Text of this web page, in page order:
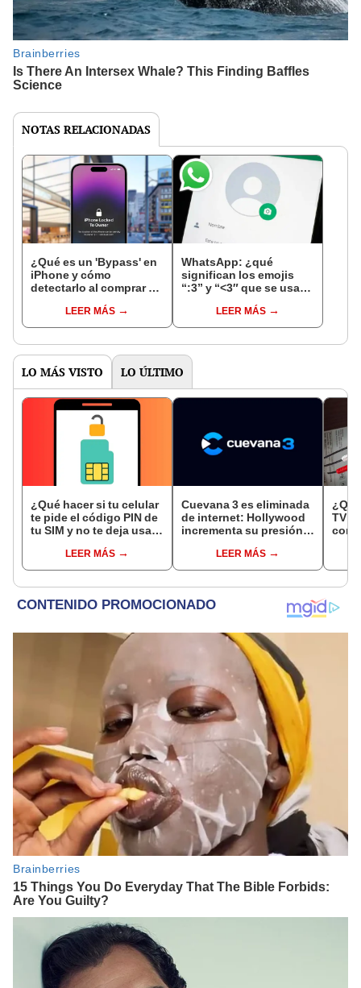
NOTAS RELACIONADAS
¿Qué es un 'Bypass' en
iPhone y cómo
detectarlo al comprar un
LEER MÁS
WhatsApp: ¿qué
significan los emojis
“:3” y “<3″ que se usan
LEER MÁS
LO MÁS VISTO LO ÚLTIMO
¿Qué hacer si tu celular
te pide el código PIN de
tu SIM y no te deja usar
LEER MÁS
Cuevana 3 es eliminada
de internet: Hollywood
incrementa su presión
LEER MÁS
TV